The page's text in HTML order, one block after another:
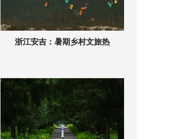
浙江安吉：暑期乡村文旅热